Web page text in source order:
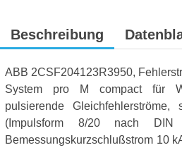
Beschreibung
ABB 2CSF204123R3950,
System pro M compact für
pulsierende
(Impulsform 8/20 nach
Bemessungskurzschlußstrom 10